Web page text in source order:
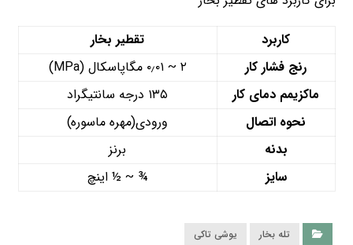
کاربرد
تقطیر بخار
رنج فشار کار
۲ ~ ۰٫۰۱ مگاپاسکال (MPa)
ماکزیمم دمای کار
۱۳۵ درجه سانتیگراد
نحوه اتصال
ورودی(مهره ماسوره)
بدنه
برنز
سایز
¾ ~ ½ اینچ
تله بخار یوشی تاکی